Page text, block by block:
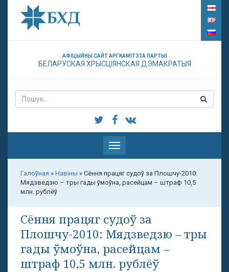
АФІЦЫЙНЫ САЙТ АРГКАМІТЭТА ПАРТЫІ
БЕЛАРУСКАЯ ХРЫСЦІЯНСКАЯ ДЭМАКРАТЫЯ
Паказаць
меню
Галоўная » Навіны » Сёння працяг судоў за Плошчу-2010:
Мядзведзю – тры гады ўмоўна, расейцам – штраф 10,5
млн. рублёў
Сёння працяг судоў за
Плошчу-2010: Мядзведзю – тры
гады ўмоўна, расейцам –
штраф 10,5 млн. рублёў